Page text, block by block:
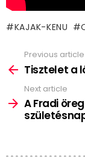
KAJAK-KENU
more
Previous article
Tisztelet a
Next article
A Fradi